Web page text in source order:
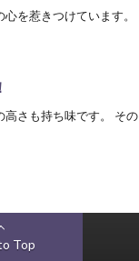
を惹きつけています。
さも持ち味です。 その
Top